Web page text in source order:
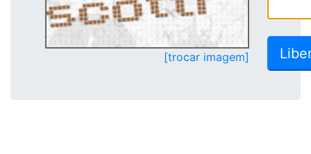
[trocar imagem]